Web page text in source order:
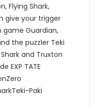
Flying Shark,
give your trigger
Guardian,
the puzzler Teki
and Truxton
EXP TATE
Paki